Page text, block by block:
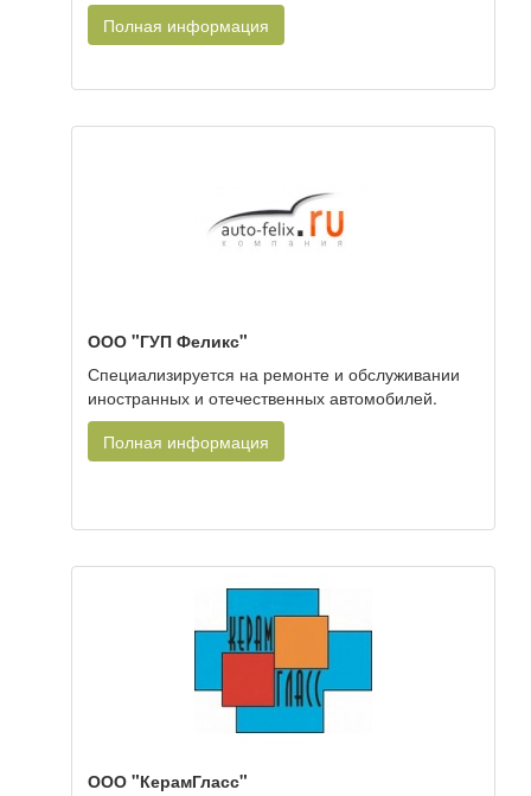
Полная информация
ООО "ГУП Феликс"
Специализируется на ремонте и обслуживании
иностранных и отечественных автомобилей.
Полная информация
ООО "КерамГласс"